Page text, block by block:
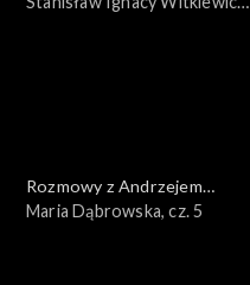
Rozmowy z Andrzejem
Doboszem
Maria Dąbrowska, cz. 5